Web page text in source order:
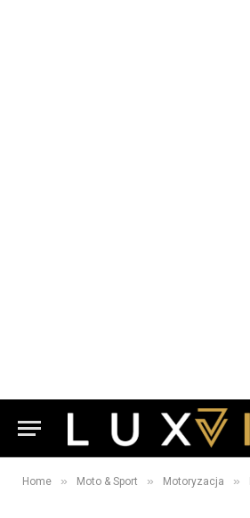
Home » Moto & Sport » Motoryzacja »